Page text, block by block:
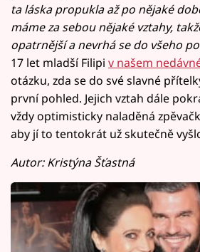
ta láska propukla až po nějaké
máme za sebou nějaké vztahy,
opatrnější a nevrhá se do všeho po
17 let mladší Filipi v našem
otázku, zda se do své slavné
první pohled. Jejich vztah dále
vždy optimisticky naladěná
aby jí to tentokrát už skutečně
Autor: Kristýna Šťastná